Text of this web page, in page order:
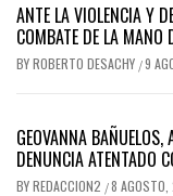
ANTE LA VIOLENCIA Y
COMBATE DE LA MANO
BYROBERTO DESACHY /9
GEOVANNA
DENUNCIA ATENTADO
BYREDACCION2 /8